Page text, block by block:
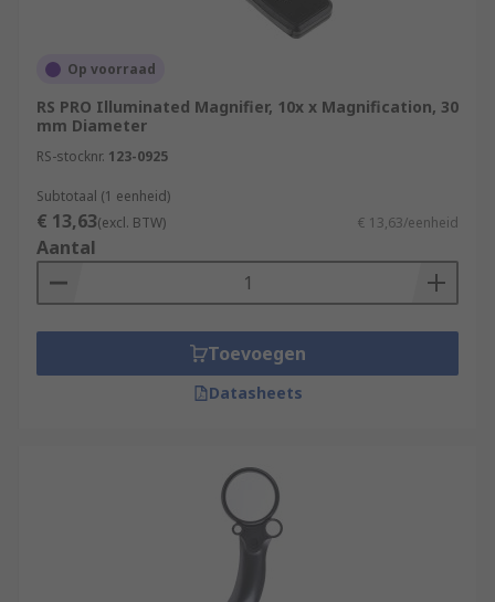
Op voorraad
RS PRO Illuminated Magnifier, 10x x Magnification, 30
mm Diameter
RS-stocknr. 123-0925
Subtotaal (1 eenheid)
€ 13,63(excl. BTW) € 13,63/eenheid
Aantal
Toevoegen
Datasheets